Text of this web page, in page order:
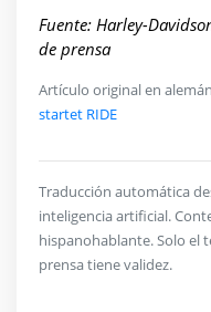
Fuente: Harley-
de prensa
Artículo original en
startet RIDE
Traducción automática
inteligencia artificial.
hispanohablante. Solo el
prensa tiene validez.